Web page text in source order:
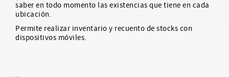
saber en todo momento las existencias que tiene en cada
ubicación.
Permite realizar inventario y recuento de stocks con
dispositivos móviles.